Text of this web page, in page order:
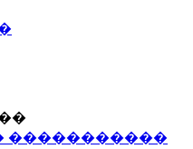
�����������